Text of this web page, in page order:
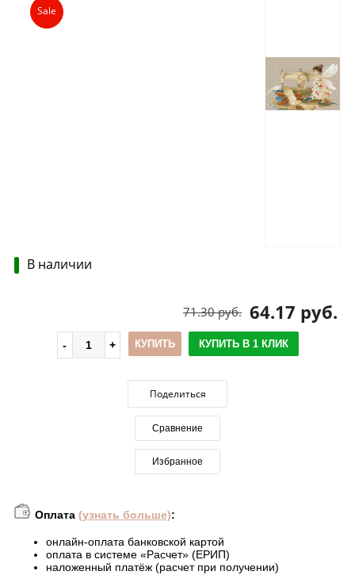
Sale
В наличии
64.17 руб.
71.30 руб.
КУПИТЬ КУПИТЬ В 1 КЛИК
Поделиться
Сравнение
Избранное
Оплата (узнать больше):
онлайн-оплата банковской картой
оплата в системе «Расчет» (ЕРИП)
наложенный платёж (расчет при получении)